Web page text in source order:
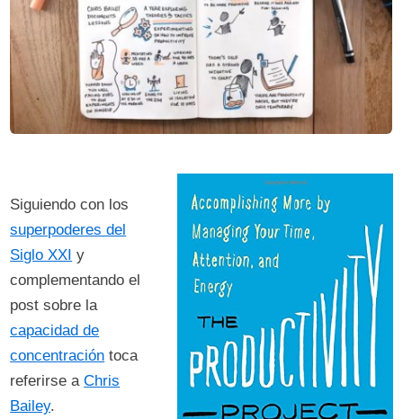
Siguiendo con los
superpoderes del
Siglo XXI y
complementando el
post sobre la
capacidad de
concentración toca
referirse aChris
Bailey.